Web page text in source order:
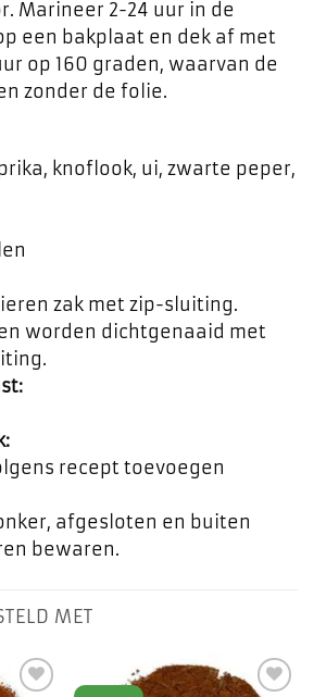
Marineer 2-24 uur in de
een bakplaat en dek af met
op 160 graden, waarvan de
zonder de folie.
knoflook, ui, zwarte peper,
zak met zip-sluiting.
worden dichtgenaaid met
recept toevoegen
afgesloten en buiten
bewaren.
MET